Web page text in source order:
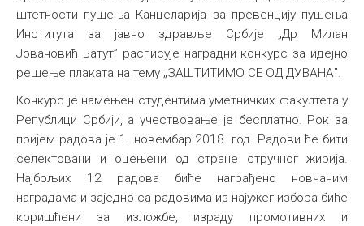
штетности пушења Канцеларија за превенцију пушења
Института за јавно здравље Србије „Др Милан
Јовановић Батут” расписује наградни конкурс за идејно
решење плаката на тему „ЗАШТИТИМО СЕ ОД ДУВАНА”.
Конкурс је намењен студентима уметничких факултета у
Републици Србији, а учествовање је бесплатно. Рок за
пријем радова је 1. новембар 2018. год. Радови ће бити
селектовани и оцењени од стране стручног жирија.
Најбољих 12 радова биће награђено новчаним
наградама и заједно са радовима из најужег избора биће
коришћени за изложбе, израду промотивних и